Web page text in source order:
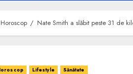
Horoscop Nate Smith a slăbit peste 31 de
Lifestyle Sănătate